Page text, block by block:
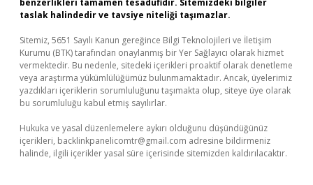
benzerlikleri tamamen tesadüfidir. Sitemizdeki bilgiler
taslak halindedir ve tavsiye niteliği taşımazlar.
Sitemiz, 5651 Sayılı Kanun gereğince Bilgi Teknolojileri ve İletişim
Kurumu (BTK) tarafından onaylanmış bir Yer Sağlayıcı olarak hizmet
vermektedir. Bu nedenle, sitedeki içerikleri proaktif olarak denetleme
veya araştırma yükümlülüğümüz bulunmamaktadır. Ancak, üyelerimiz
yazdıkları içeriklerin sorumluluğunu taşımakta olup, siteye üye olarak
bu sorumluluğu kabul etmiş sayılırlar.
Hukuka ve yasal düzenlemelere aykırı olduğunu düşündüğünüz
içerikleri, backlinkpanelicomtr@gmail.com adresine bildirmeniz
halinde, ilgili içerikler yasal süre içerisinde sitemizden kaldırılacaktır.